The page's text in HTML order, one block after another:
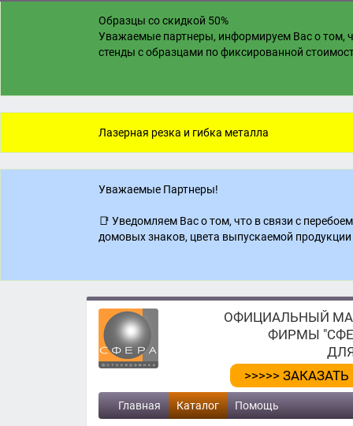
Образцы со скидкой 50%
Уважаемые партнеры, информируем Вас о том,
стенды с образцами по фиксированной
Лазерная резка и гибка металла
Уважаемые Партнеры!
📑 Уведомляем Вас о том, что в связи с
домовых знаков, цвета выпускаемой
ОФИЦИАЛЬНЫЙ
ФИРМЫ
>>>>>
Главная Каталог Помощь